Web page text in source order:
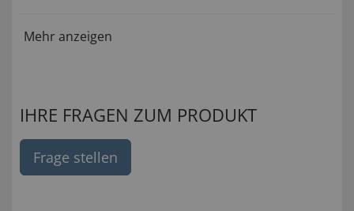
Mehr anzeigen
IHRE FRAGEN ZUM PRODUKT
Frage stellen